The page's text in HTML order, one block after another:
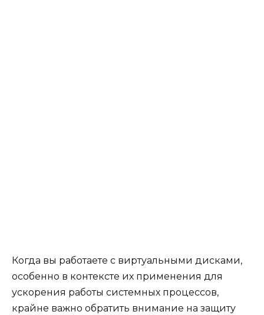
Когда вы работаете с виртуальными дисками,
особенно в контексте их применения для
ускорения работы системных процессов,
крайне важно обратить внимание на защиту